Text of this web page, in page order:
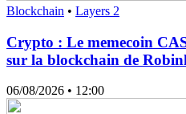
Blockchain • Layers 2
Crypto : Le memecoin
sur la blockchain de
06/08/2026 • 12:00